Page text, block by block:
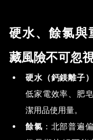
硬水、餘氯與
藏風險不可忽
硬水（鈣鎂離子）
低家電效率、肥
潔用品使用量。
餘氯 ：北部普遍